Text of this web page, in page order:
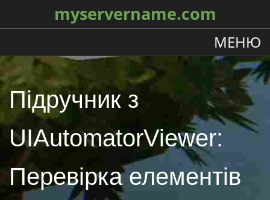
myservername.com
МЕНЮ
Підручник з
UIAutomatorViewer:
Перевірка елементів